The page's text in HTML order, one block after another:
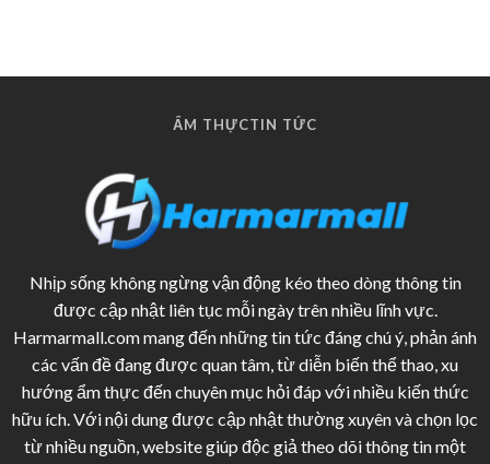
ẨM THỰCTIN TỨC
Nhịp sống không ngừng vận động kéo theo dòng thông tin
được cập nhật liên tục mỗi ngày trên nhiều lĩnh vực.
Harmarmall.com mang đến những tin tức đáng chú ý, phản ánh
các vấn đề đang được quan tâm, từ diễn biến thể thao, xu
hướng ẩm thực đến chuyên mục hỏi đáp với nhiều kiến thức
hữu ích. Với nội dung được cập nhật thường xuyên và chọn lọc
từ nhiều nguồn, website giúp độc giả theo dõi thông tin một